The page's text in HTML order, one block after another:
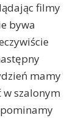
filmy
bywa
mamy
szalonym